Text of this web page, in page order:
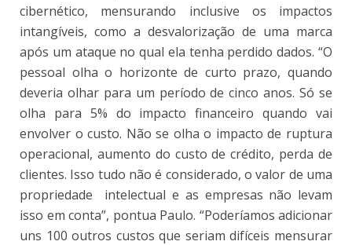
cibernético, mensurando inclusive os impactos
intangíveis, como a desvalorização de uma marca
após um ataque no qual ela tenha perdido dados. “O
pessoal olha o horizonte de curto prazo, quando
deveria olhar para um período de cinco anos. Só se
olha para 5% do impacto financeiro quando vai
envolver o custo. Não se olha o impacto de ruptura
operacional, aumento do custo de crédito, perda de
clientes. Isso tudo não é considerado, o valor de uma
propriedade intelectual e as empresas não levam
isso em conta”, pontua Paulo. “Poderíamos adicionar
uns 100 outros custos que seriam difíceis mensurar